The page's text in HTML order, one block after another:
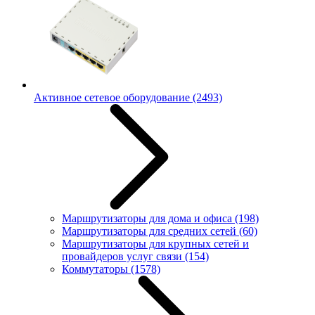
Активное сетевое оборудование (2493)
Маршрутизаторы для дома и офиса (198)
Маршрутизаторы для средних сетей (60)
Маршрутизаторы для крупных сетей и
провайдеров услуг связи (154)
Коммутаторы (1578)